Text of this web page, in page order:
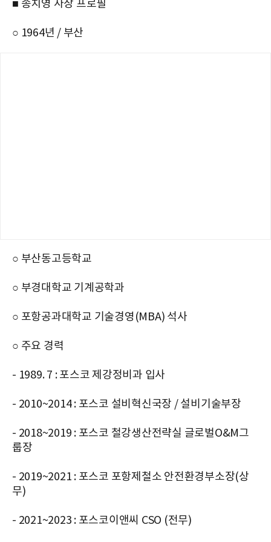
■ 송치영 사장 프로필
○ 1964년 / 부산
○ 부산동고등학교
○ 부경대학교 기계공학과
○ 포항공과대학교 기술경영(MBA) 석사
○ 주요 경력
- 1989. 7 : 포스코 제강정비과 입사
- 2010~2014 : 포스코 설비혁신국장 / 설비기술부장
- 2018~2019 : 포스코 철강생산전략실 글로벌O&M그
룹장
- 2019~2021 : 포스코 포항제철소 안전환경부소장(상
무)
- 2021~2023 : 포스코이앤씨 CSO (전무)